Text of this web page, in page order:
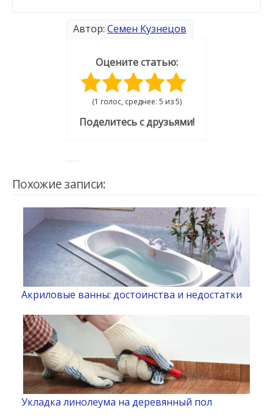
Автор: Семен Кузнецов
Оцените статью:
(1 голос, среднее: 5 из 5)
Поделитесь с друзьями!
Похожие записи:
Акриловые ванны: достоинства и недостатки
Укладка линолеума на деревянный пол